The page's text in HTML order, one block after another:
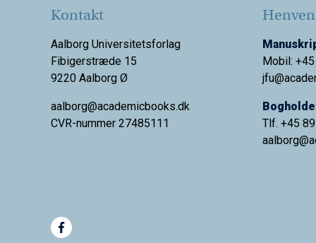
Kontakt
Aalborg Universitetsforlag
Fibigerstræde 15
9220 Aalborg Ø
aalborg@academicbooks.dk
CVR-nummer 27485111
Mobil:
Tlf. +45
aalborg@